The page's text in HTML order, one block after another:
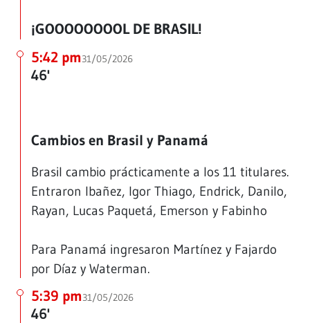
¡GOOOOOOOOL DE BRASIL!
5:42 pm31/05/2026
46'
Cambios en Brasil y Panamá
Brasil cambio prácticamente a los 11 titulares.
Entraron Ibañez, Igor Thiago, Endrick, Danilo,
Rayan, Lucas Paquetá, Emerson y Fabinho
Para Panamá ingresaron Martínez y Fajardo
por Díaz y Waterman.
5:39 pm31/05/2026
46'